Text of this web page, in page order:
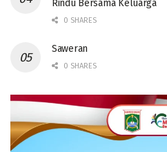
Rindu Bersama Keluarga
0 SHARES
Saweran
0 SHARES